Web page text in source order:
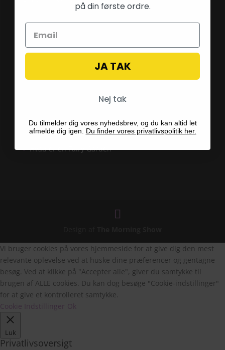
Blog
Hvad er en Fairy Garden
Vi bruger cookies på vores hjemmeside for at give dig den mest
relevante oplevelse ved at huske dine præferencer og gentagne
besøg. Ved at klikke på "Accepter alle", giver du samtykke til
brugen af ALLE cookies. Du kan dog besøge "Cookie-indstillinger"
for at give et kontrolleret samtykke.
Cookie Indstillinger Ok
Luk
Privatlivsoversigt
på din første ordre.
JA TAK
Nej tak
Du tilmelder dig vores nyhedsbrev, og du kan altid let
afmelde dig igen. Du finder vores privatlivspolitik her.